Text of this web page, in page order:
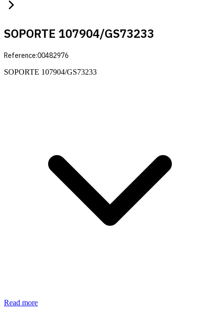
SOPORTE 107904/GS73233
Reference:00482976
SOPORTE 107904/GS73233
Read more